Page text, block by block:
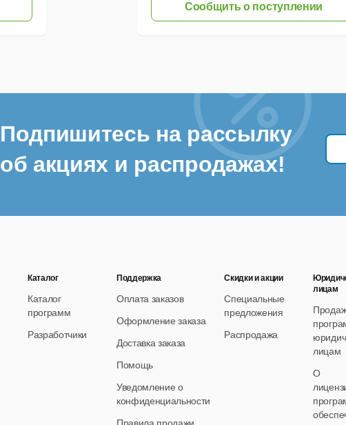
Сообщить о поступлении
Подпишитесь на рассылку
об акциях и распродажах!
Каталог
Каталог
программ
Разработчики
Поддержка
Оплата заказов
Оформление заказа
Доставка заказа
Помощь
Уведомление о
конфиденциальности
Скидки и акции
Специальные
предложения
Распродажа
лицам
лицам
О